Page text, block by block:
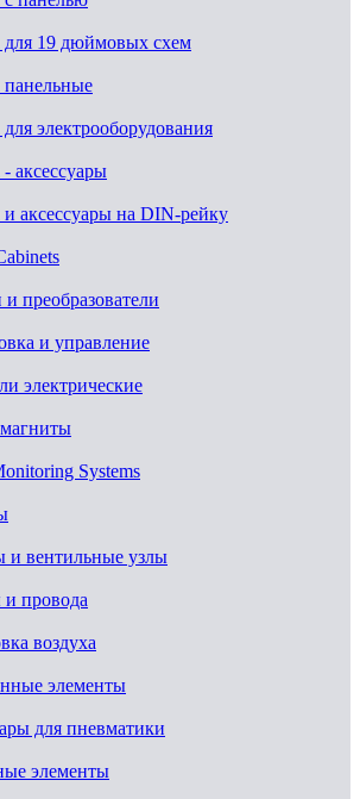
для 19 дюймовых схем
панельные
электрооборудования
аксессуары
аксессуары на DIN-рейку
преобразователи
и управление
электрические
Systems
и вентильные узлы
и провода
воздуха
элементы
для пневматики
элементы